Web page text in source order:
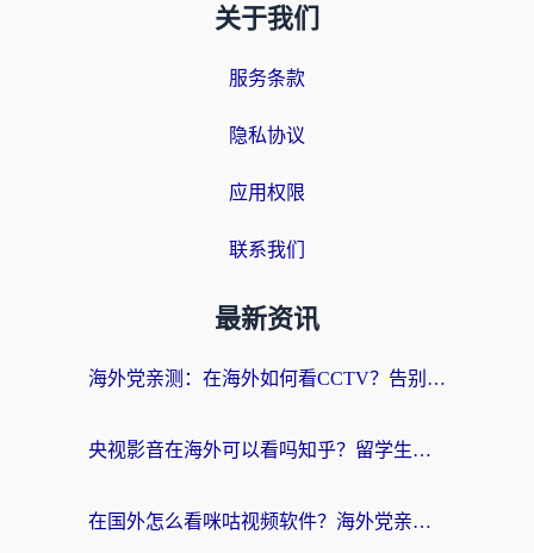
关于我们
服务条款
隐私协议
应用权限
联系我们
最新资讯
海外党亲测：在海外如何看CCTV？告别“仅限大陆播放”的实用指南
央视影音在海外可以看吗知乎？留学生亲测：3步解决地域限制+追剧自由
在国外怎么看咪咕视频软件？海外党亲测有效的回国加速方案